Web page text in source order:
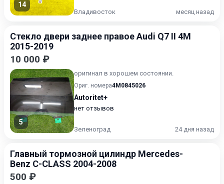
14
Владивосток месяц назад
Стекло двери заднее правое Audi Q7 II 4M
2015-2019
10 000 ₽
5
оригинал в хорошем состоянии.
Ориг. номера4M0845026
Autoritet+
нет отзывов
Зеленоград 24 дня назад
Главный тормозной цилиндр Mercedes-
Benz C-CLASS 2004-2008
500 ₽